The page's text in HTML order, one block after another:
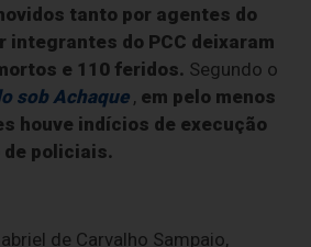
tanto por agentes do
integrantes do PCC deixaram
e 110 feridos. Segundo o
sob Achaque , em pelo menos
houve indícios de execução
policiais.
de Carvalho Sampaio,